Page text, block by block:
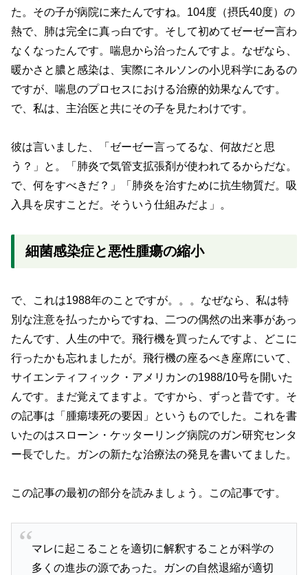
た。その子が病院に来たんですね。104度（摂氏40度）の
熱で、肺は完全に真っ白です。そして初めてゼーゼー言わ
なくなったんです。喘息から治ったんですよ。なぜなら、
暖かさと膿と感染は、実際にネルソンの小児科学にあるの
ですが、喘息のプロセスにおける治療的効果なんです。
で、私は、主治医と共にその子を見たわけです。
彼は言いました、「ゼーゼー言ってるな、何故だと思
う？」と。「肺炎で気管支拡張剤が使われてるからだな。
で、何をすべきだ？」「肺炎を治すために抗生物質だ。吸
入具を戻すことだ。そういう仕組みだよ」。
細菌感染症と悪性腫瘍の縮小
で、これは1988年のことですが。。。なぜなら、私は特
別な注意を払ったからですね、二つの偶然の出来事があっ
たんです、人生の中で。飛行機を買ったんですよ、どこに
行ったかも忘れましたが。飛行機の座るべき座席にいて、
サイエンティフィック・アメリカンの1988/10号を開いた
んです。まだ覚えてますよ。ですから、ずっと昔です。そ
の記事は「腫瘍壊死の要因」というものでした。これを書
いたのはスローン・ケッターリング病院のガン研究センタ
ー長でした。ガンの新たな治療法の発見を書いてました。
この記事の最初の部分を読みましょう。この記事です。
マレに起こることを適切に解釈することが科学の
多くの進歩の源であった。ガンの自然退縮が適切